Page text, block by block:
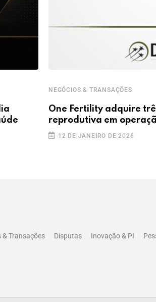
NEGÓCIOS & TRANSAÇÕES
One Fertility adquire
reprodutiva em
12 DE JANEIRO DE 2026
& Transações Disputas Inovação & PI